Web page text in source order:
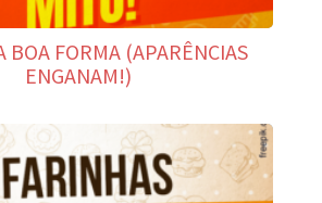
BOA FORMA (APARÊNCIAS
ENGANAM!)